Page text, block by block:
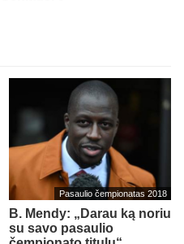
Pasaulio čempionatas 2018
B. Mendy: „Darau ką noriu
su savo pasaulio